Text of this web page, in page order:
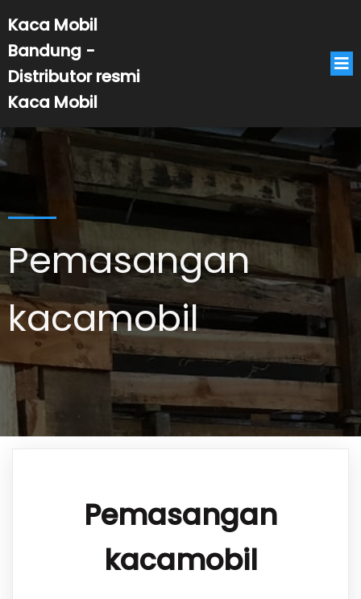
Kaca Mobil
Bandung -
Distributor resmi
Kaca Mobil
Pemasangan
kacamobil
Pemasangan
kacamobil